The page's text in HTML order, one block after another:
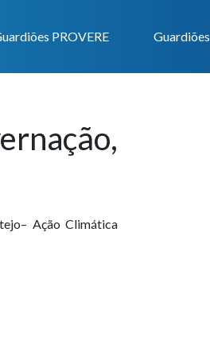
PROVERE Guardiões
Ação Climática